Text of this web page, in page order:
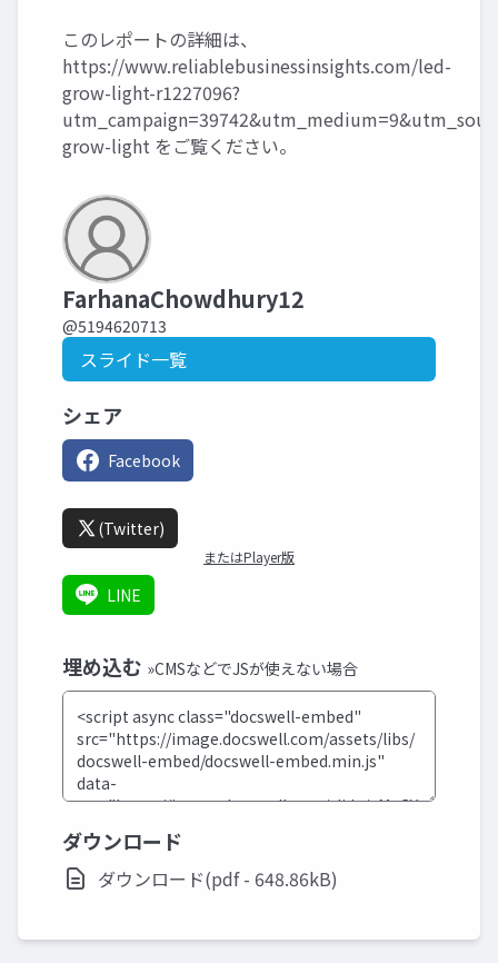
このレポートの詳細は、
https://www.reliablebusinessinsights.com/led-
grow-light-r1227096?
grow-light をご覧ください。
FarhanaChowdhury12
@5194620713
スライド一覧
シェア
Facebook
(Twitter)
またはPlayer版
LINE
埋め込む »CMSなどでJSが使えない場合
ダウンロード
ダウンロード(pdf - 648.86kB)